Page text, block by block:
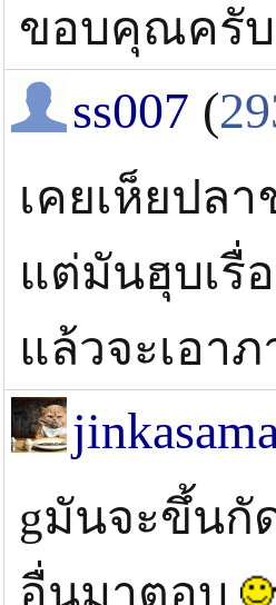
ขอบคุณครับ
ss007 (
เคยเห็ยปล
แต่มันฮุบเรื่
แล้วจะเอา
gมันจะขึ้นกั
อื่นมาตอบ